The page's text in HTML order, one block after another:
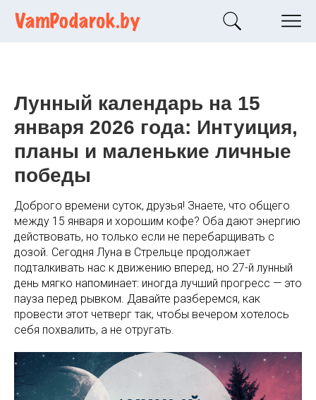
Лунный календарь на 15
января 2026 года: Интуиция,
планы и маленькие личные
победы
Доброго времени суток, друзья! Знаете, что общего
между 15 января и хорошим кофе? Оба дают энергию
действовать, но только если не перебарщивать с
дозой. Сегодня Луна в Стрельце продолжает
подталкивать нас к движению вперед, но 27-й лунный
день мягко напоминает: иногда лучший прогресс — это
пауза перед рывком. Давайте разберемся, как
провести этот четверг так, чтобы вечером хотелось
себя похвалить, а не отругать.